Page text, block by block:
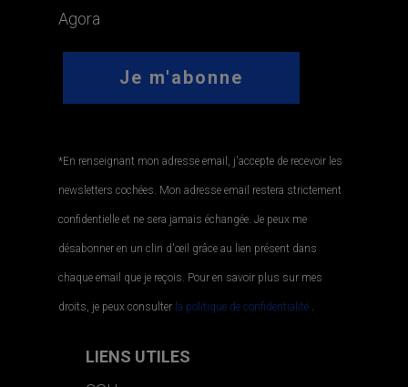
Agora
*En renseignant mon adresse email, j'accepte de recevoir les
newsletters cochées. Mon adresse email restera strictement
confidentielle et ne sera jamais échangée. Je peux me
désabonner en un clin d'œil grâce au lien présent dans
chaque email que je reçois. Pour en savoir plus sur mes
droits, je peux consulter la politique de confidentialité..
LIENS UTILES